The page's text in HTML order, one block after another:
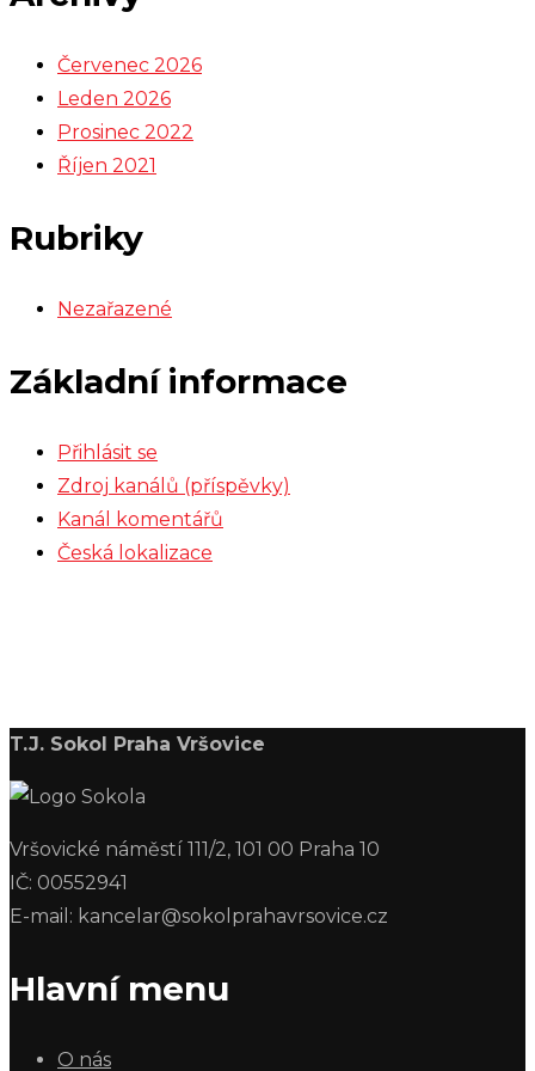
Červenec 2026
Leden 2026
Prosinec 2022
Říjen 2021
Rubriky
Nezařazené
Základní informace
Přihlásit se
Zdroj kanálů (příspěvky)
Kanál komentářů
Česká lokalizace
T.J. Sokol Praha Vršovice
Vršovické náměstí 111/2, 101 00 Praha 10
IČ: 00552941
E-mail: kancelar@sokolprahavrsovice.cz
Hlavní menu
O nás